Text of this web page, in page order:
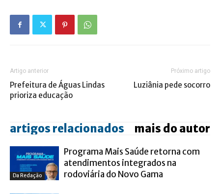
Artigo anterior
Prefeitura de Águas Lindas
prioriza educação
Próximo artigo
Luziânia pede socorro
artigos relacionados mais do autor
Da Redação
Programa Mais Saúde retorna com
atendimentos integrados na
rodoviária do Novo Gama